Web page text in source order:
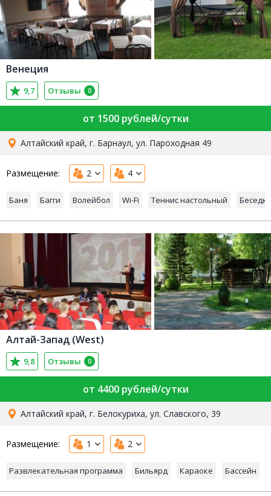
Венеция
9,7 Отзывы 0
от 1500 рублей/сутки
Алтайский край, г. Барнаул, ул. Пароходная 49
Размещение: 2 4
Баня Багги Волейбол Wi-Fi Теннис настольный Беседки
Алтай-Запад (West)
9,8 Отзывы 0
от 4400 рублей/сутки
Алтайский край, г. Белокуриха, ул. Славского, 39
Размещение: 1 2
Развлекательная программа Бильярд Караоке Бассейн